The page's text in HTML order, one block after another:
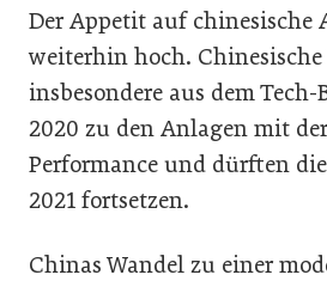
Der Appetit auf chinesische
weiterhin hoch.
insbesondere aus dem
2020 zu den Anlagen mit
Performance und dürften
2021 fortsetzen.
Chinas Wandel zu einer